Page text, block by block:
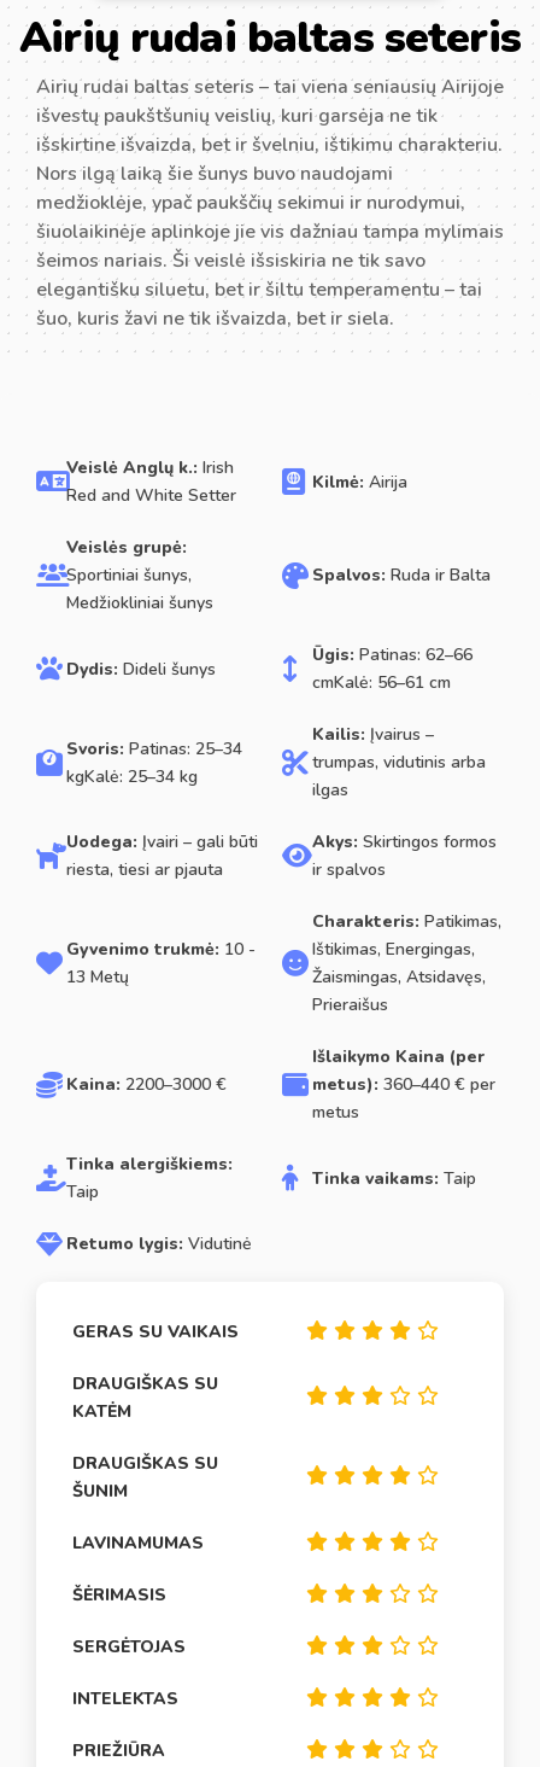
Airių rudai baltas seteris
Airių rudai baltas seteris – tai viena seniausių Airijoje
išvestų paukštšunių veislių, kuri garsėja ne tik
išskirtine išvaizda, bet ir švelniu, ištikimu charakteriu.
Nors ilgą laiką šie šunys buvo naudojami
medžioklėje, ypač paukščių sekimui ir nurodymui,
šiuolaikinėje aplinkoje jie vis dažniau tampa mylimais
šeimos nariais. Ši veislė išsiskiria ne tik savo
elegantišku siluetu, bet ir šiltu temperamentu – tai
šuo, kuris žavi ne tik išvaizda, bet ir siela.
Veislė Anglų k.: Irish
Red and White Setter
Kilmė: Airija
Veislės grupė:
Sportiniai šunys,
Medžiokliniai šunys
Spalvos: Ruda ir Balta
Dydis: Dideli šunys
Ūgis: Patinas: 62–66
cmKalė: 56–61 cm
Svoris: Patinas: 25–34
kgKalė: 25–34 kg
Kailis: Įvairus –
trumpas, vidutinis arba
ilgas
Uodega: Įvairi – gali būti
riesta, tiesi ar pjauta
Akys: Skirtingos formos
ir spalvos
Gyvenimo trukmė: 10 -
13 Metų
Charakteris: Patikimas,
Ištikimas, Energingas,
Žaismingas, Atsidavęs,
Prieraišus
Kaina: 2200–3000 €
Išlaikymo Kaina (per
metus): 360–440 € per
metus
Tinka alergiškiems:
Taip
Tinka vaikams: Taip
Retumo lygis: Vidutinė
GERAS SU VAIKAIS
DRAUGIŠKAS SU
KATĖM
DRAUGIŠKAS SU
ŠUNIM
LAVINAMUMAS
ŠĖRIMASIS
SERGĖTOJAS
INTELEKTAS
PRIEŽIŪRA